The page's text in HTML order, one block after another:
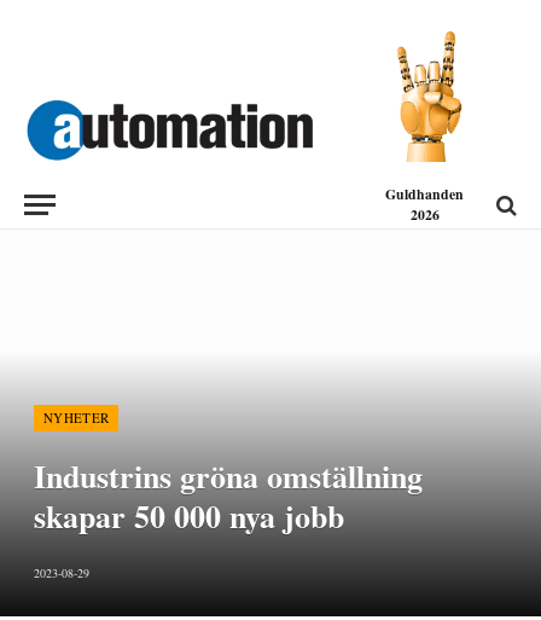
Guldhanden
2026
NYHETER
Industrins gröna omställning
skapar 50 000 nya jobb
2023-08-29